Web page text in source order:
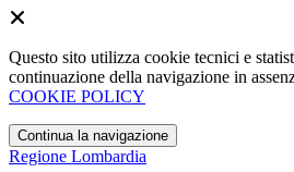
Questo sito utilizza cookie tecnici e
continuazione della navigazione in
COOKIE POLICY
Continua la navigazione
Regione Lombardia